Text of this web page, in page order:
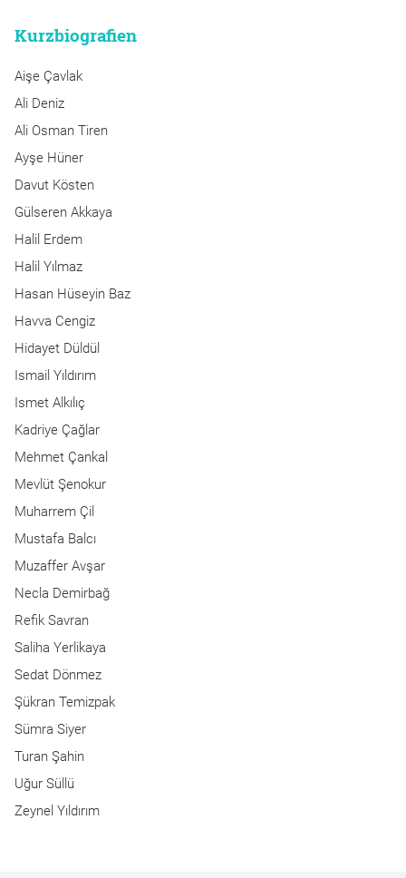
Kurzbiografien
Aişe Çavlak
Ali Deniz
Ali Osman Tiren
Ayşe Hüner
Davut Kösten
Gülseren Akkaya
Halil Erdem
Halil Yılmaz
Hasan Hüseyin Baz
Havva Cengiz
Hidayet Düldül
Ismail Yıldırım
Ismet Alkılıç
Kadriye Çağlar
Mehmet Çankal
Mevlüt Şenokur
Muharrem Çil
Mustafa Balcı
Muzaffer Avşar
Necla Demirbağ
Refik Savran
Saliha Yerlikaya
Sedat Dönmez
Şükran Temizpak
Sümra Siyer
Turan Şahin
Uğur Süllü
Zeynel Yıldırım